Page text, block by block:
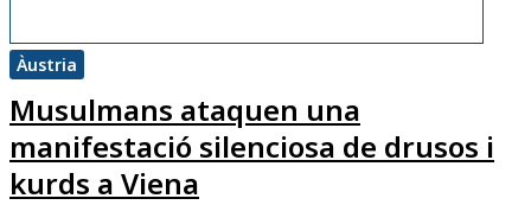
Àustria
Musulmans ataquen una
manifestació silenciosa de drusos i
kurds a Viena